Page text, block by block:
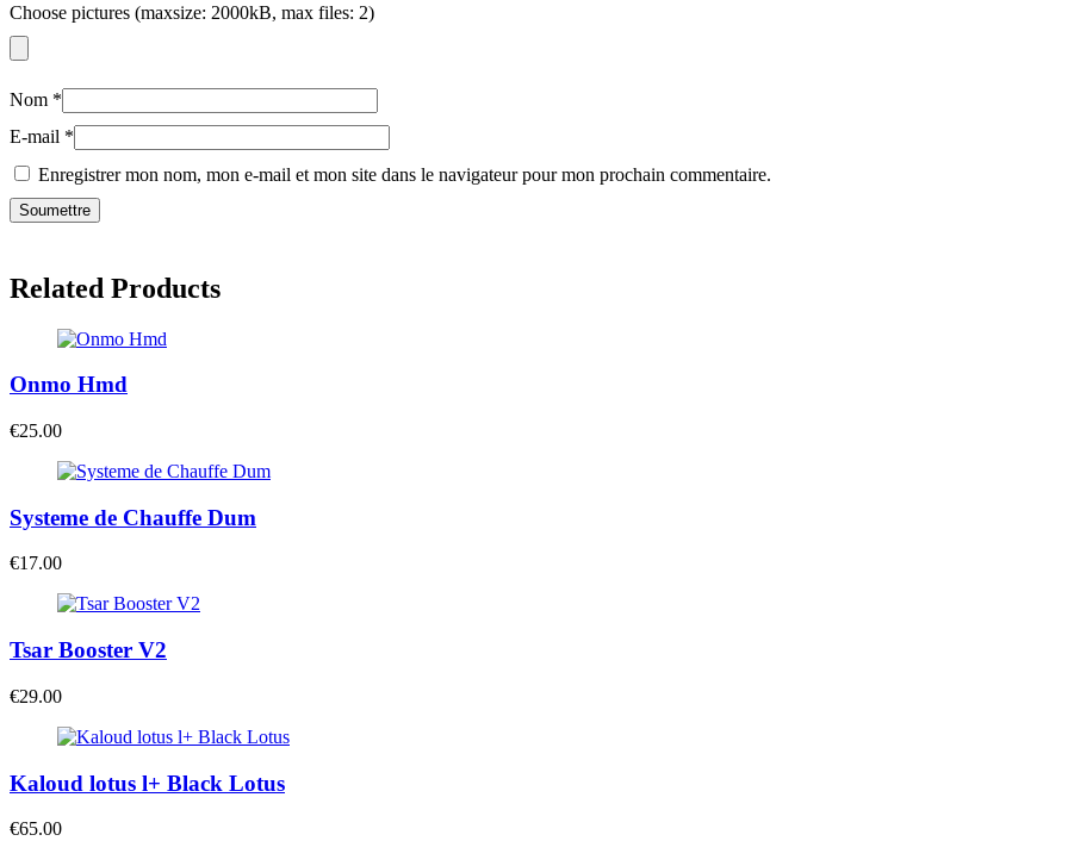
Choose pictures (maxsize: 2000kB, max files: 2)
Nom *
E-mail *
Enregistrer mon nom, mon e-mail et mon site dans le navigateur pour mon prochain commentaire.
Related Products
Onmo Hmd
€25.00
Systeme de Chauffe Dum
€17.00
Tsar Booster V2
€29.00
Kaloud lotus l+ Black Lotus
€65.00